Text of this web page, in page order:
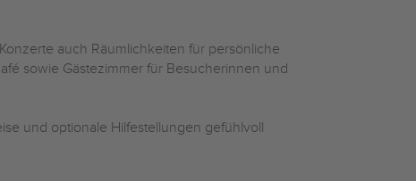
auch Räumlichkeiten für persönliche
sowie Gästezimmer für Besucherinnen und
und optionale Hilfestellungen gefühlvoll